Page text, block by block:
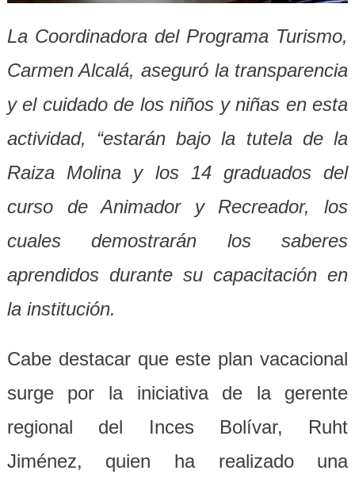
La Coordinadora del Programa Turismo,
Carmen Alcalá, aseguró la transparencia
y el cuidado de los niños y niñas en esta
actividad, “estarán bajo la tutela de la
Raiza Molina y los 14 graduados del
curso de Animador y Recreador, los
cuales demostrarán los saberes
aprendidos durante su capacitación en
la institución.
Cabe destacar que este plan vacacional
surge por la iniciativa de la gerente
regional del Inces Bolívar, Ruht
Jiménez, quien ha realizado una